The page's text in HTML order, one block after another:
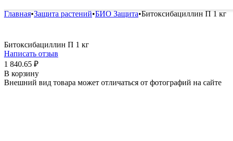
Главная•Защита растений•БИО Защита•Битоксибациллин П 1 кг
Битоксибациллин П 1 кг
Написать отзыв
1 840.65 ₽
В корзину
Внешний вид товара может отличаться от фотографий на сайте